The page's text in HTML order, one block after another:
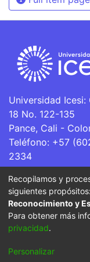
Universidad Icesi:
18 No. 122-135
Pance, Cali -
Teléfono: +57
2334
La Universidad
Superior que se
por parte del
Cookie
Recopilamos y
siguientes propósitos:
Reconocimiento y
Para obtener más
privacidad.
Personalizar